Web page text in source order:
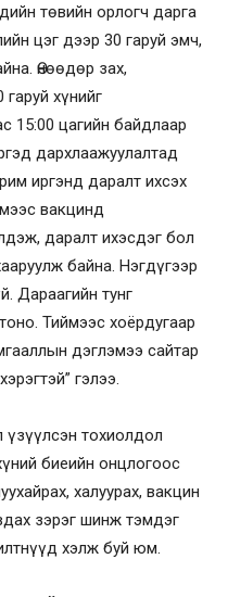
төвийн орлогч дарга
цэг дээр 30 гаруй эмч,
Өнөөдөр зах,
хүнийг
15:00 цагийн байдлаар
дархлаажуулалтад
иргэнд даралт ихсэх
вакцинд
даралт ихэсдэг бол
байна. Нэгдүгээр
Дараагийн тунг
Тиймээс хоёрдугаар
дэглэмээ сайтар
гэлээ.
тохиолдол
биеийн онцлогоос
халуурах, вакцин
зэрэг шинж тэмдэг
хэлж буй юм.